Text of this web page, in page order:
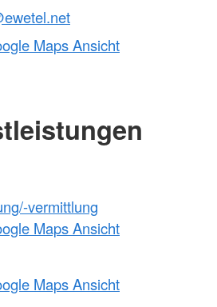
Maps Ansicht
vermittlung
Maps Ansicht
Maps Ansicht